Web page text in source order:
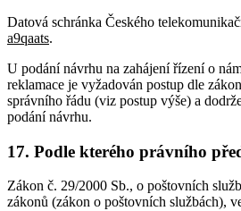
Datová schránka Českého
a9qaats.
U podání návrhu na zahájení řízení o
reklamace je vyžadován postup dle
správního řádu (viz postup výše) a
podání návrhu.
17. Podle kterého právního
Zákon č. 29/2000 Sb., o poštovních
zákonů (zákon o poštovních službách),